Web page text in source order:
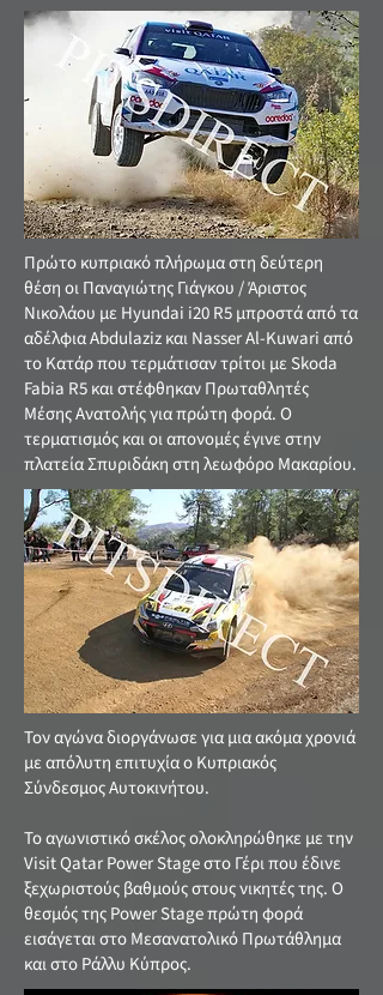
Πρώτο κυπριακό πλήρωμα στη δεύτερη
θέση οι Παναγιώτης Γιάγκου / Άριστος
Νικολάου με Hyundai i20 R5 μπροστά από τα
αδέλφια Abdulaziz και Nasser Al-Kuwari από
το Κατάρ που τερμάτισαν τρίτοι με Skoda
Fabia R5 και στέφθηκαν Πρωταθλητές
Μέσης Ανατολής για πρώτη φορά. Ο
τερματισμός και οι απονομές έγινε στην
πλατεία Σπυριδάκη στη λεωφόρο Μακαρίου.
Τον αγώνα διοργάνωσε για μια ακόμα χρονιά
με απόλυτη επιτυχία ο Κυπριακός
Σύνδεσμος Αυτοκινήτου.
Το αγωνιστικό σκέλος ολοκληρώθηκε με την
Visit Qatar Power Stage στο Γέρι που έδινε
ξεχωριστούς βαθμούς στους νικητές της. Ο
θεσμός της Power Stage πρώτη φορά
εισάγεται στο Μεσανατολικό Πρωτάθλημα
και στο Ράλλυ Κύπρος.